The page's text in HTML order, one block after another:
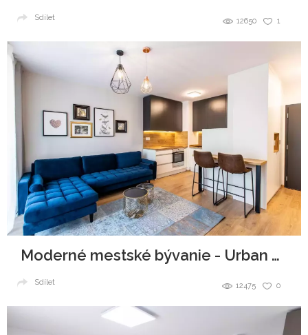
1
12650
Sdílet
Moderné mestské bývanie - Urban Residence
0
12475
Sdílet